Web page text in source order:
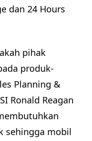
dan 24 Hours
pihak
produk-
Planning &
Ronald Reagan
sehingga mobil